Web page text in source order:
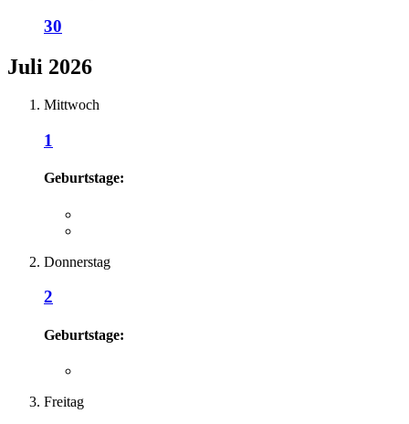
30
Juli 2026
Mittwoch
1
Geburtstage:
Donnerstag
2
Geburtstage:
Freitag